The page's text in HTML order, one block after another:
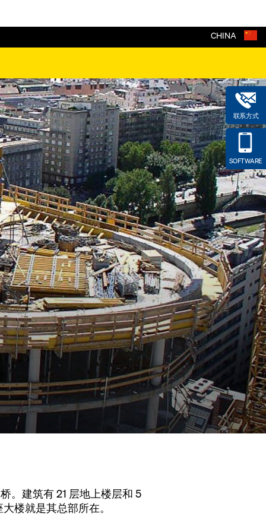
联系方式
SOFTWARE
CHINA
。建筑有 21 层地上楼层和 5
楼就是其总部所在。